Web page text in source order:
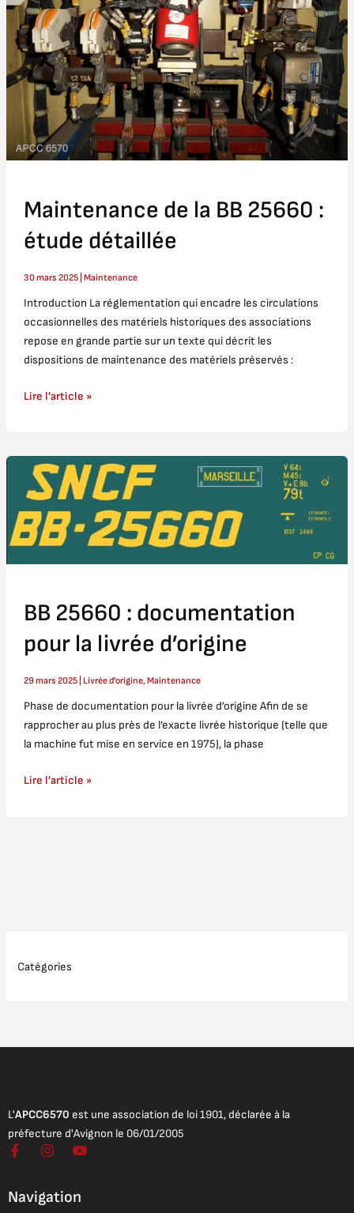
Catégories
Maintenance de la BB 25660 :
étude détaillée
30 mars 2025 Maintenance
Introduction La réglementation qui encadre les circulations
occasionnelles des matériels historiques des associations
repose en grande partie sur un texte qui décrit les
dispositions de maintenance des matériels préservés :
:
étude
détaillée
Lire l’article »
BB 25660 : documentation
pour la livrée d’origine
29 mars 2025 Livrée d'origine,Maintenance
Phase de documentation pour la livrée d’origine Afin de se
rapprocher au plus près de l’exacte livrée historique (telle que
la machine fut mise en service en 1975), la phase
BB
25660
documentation
pour
Lire l’article »
L'APCC6570 est une association de loi 1901, déclarée à la
préfecture d'Avignon le 06/01/2005
F
e
b
I
t
a
Y
t
u
Navigation